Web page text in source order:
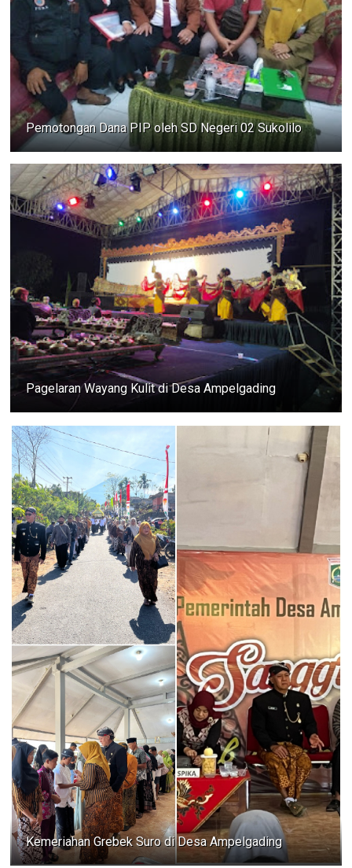
Pemotongan Dana PIP oleh SD Negeri 02 Sukolilo
Pagelaran Wayang Kulit di Desa Ampelgading
Kemeriahan Grebek Suro di Desa Ampelgading